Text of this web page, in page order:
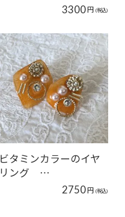
3300円 (税込)
ビタミンカラーのイヤ
リング …
2750円 (税込)